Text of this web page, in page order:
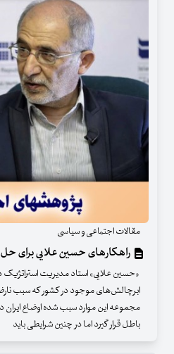
مقالات اجتماعی و سیاسی
راهکارهای حسین علایی برای
«حسین علایی» استاد مدیریت استراتژیک
ابرچالش‌های موجود در کشور که سبب
مجموعه این موارد سبب شده اوضاع
باطل قرار گیرد اما در چنین شرایطی باید